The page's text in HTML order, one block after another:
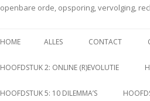
openbare orde, opsporing, vervolging,
HOME ALLES CONTACT
HOOFDSTUK 2: ONLINE (R)EVOLUTIE
HOOFDSTUK 5: 10 DILEMMA’S